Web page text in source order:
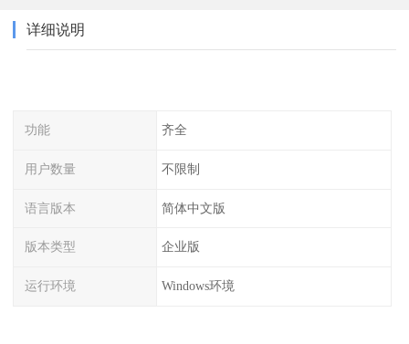
详细说明
功能 齐全
用户数量 不限制
语言版本 简体中文版
版本类型 企业版
运行环境 Windows环境